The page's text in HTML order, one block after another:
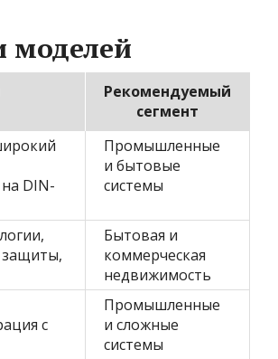
моделей
Рекомендуемый
сегмент
DIN-
Промышленные
и бытовые
системы
Бытовая и
коммерческая
недвижимость
с
Промышленные
и сложные
системы